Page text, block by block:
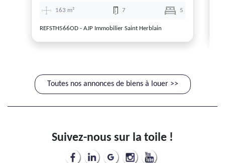
163 m² 7 5
REFSTH566OD - AJP Immobilier Saint Herblain
Toutes nos annonces de biens à louer >>
Suivez-nous sur la toile !